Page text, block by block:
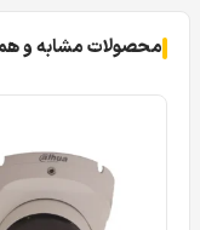
کیس دکوراتیو با
پیشرفت تکنولوژی
محصولات مشابه و